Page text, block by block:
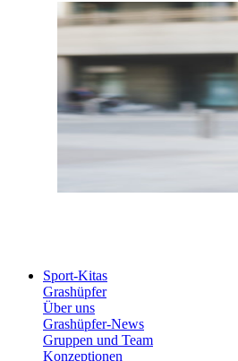
Sport-Kitas
Grashüpfer
Über uns
Grashüpfer-News
Gruppen und Team
Konzeptionen